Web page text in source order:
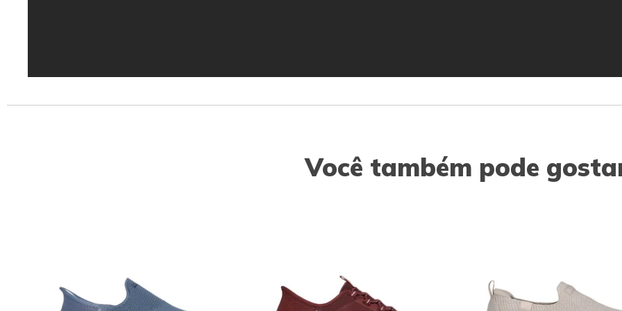
Você também pode